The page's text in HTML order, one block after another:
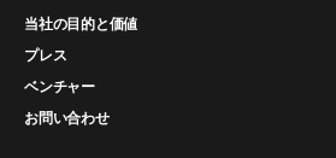
当社の目的と価値
プレス
ベンチャー
お問い合わせ